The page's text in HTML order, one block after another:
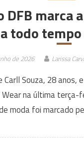
DFB
todo
de 2026 Larissa
Souza, 28
na última terça-
moda foi marcado